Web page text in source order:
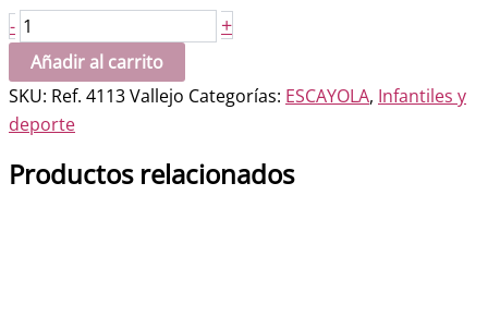
- Oscar
cantidad
+
Añadir al carrito
SKU: Ref. 4113 Vallejo Categorías: ESCAYOLA, Infantiles y
deporte
Productos relacionados